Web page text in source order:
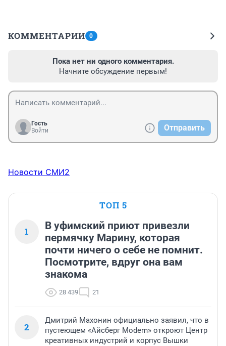
КОММЕНТАРИИ 0
Пока нет ни одного комментария.
Начните обсуждение первым!
Гость
Войти
Отправить
Новости СМИ2
ТОП 5
1
В уфимский приют привезли
пермячку Марину, которая
почти ничего о себе не помнит.
Посмотрите, вдруг она вам
знакома
28 439 21
2
Дмитрий Махонин официально заявил, что в
пустеющем «Айсберг Modern» откроют Центр
креативных индустрий и корпус Вышки